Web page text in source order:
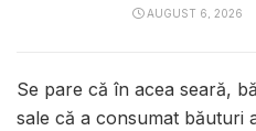
AUGUST 6, 2026
Se pare că în acea seară,
sale că a consumat băuturi